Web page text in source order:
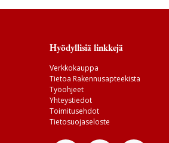
Hyödyllisiä linkkejä
Verkkokauppa
Tietoa Rakennusapteekista
Työohjeet
Yhteystiedot
Toimitusehdot
Tietosuojaseloste